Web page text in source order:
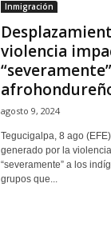
Inmigración
violencia
agosto 9, 2024
Tegucigalpa, 8 ago
generado por la
“severamente” a los
grupos que...